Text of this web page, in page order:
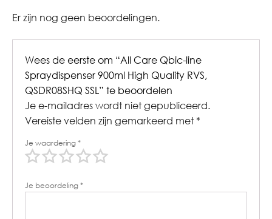
Er zijn nog geen beoordelingen.
Wees de eerste om “All Care Qbic-line
Spraydispenser 900ml High Quality RVS,
QSDR08SHQ SSL” te beoordelen
Je e-mailadres wordt niet gepubliceerd.
Vereiste velden zijn gemarkeerd met *
Je waardering*
Je beoordeling*